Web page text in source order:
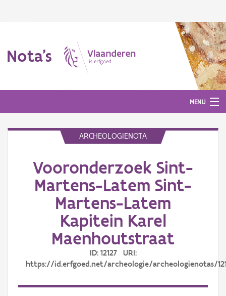
Nota's
MENU
Aanmelden
ARCHEOLOGIENOTA
Vooronderzoek Sint-
Martens-Latem Sint-
Martens-Latem
Kapitein Karel
Maenhoutstraat
ID: 12127 URI:
https://id.erfgoed.net/archeologie/archeologienotas/